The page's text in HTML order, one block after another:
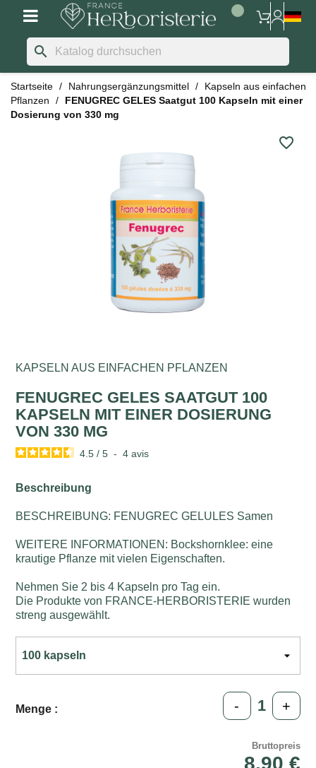
search
Startseite Nahrungsergänzungsmittel
Kapseln aus einfachen
Pflanzen
FENUGREC GELES Saatgut 100 Kapseln mit einer
Dosierung von 330 mg
favorite_border
KAPSELN AUS EINFACHEN PFLANZEN
FENUGREC GELES SAATGUT 100
KAPSELN MIT EINER DOSIERUNG
VON 330 MG
4.5 / 5 - 4avis
Beschreibung
BESCHREIBUNG: FENUGREC GELULES Samen
WEITERE INFORMATIONEN: Bockshornklee: eine
krautige Pflanze mit vielen Eigenschaften.
Nehmen Sie 2 bis 4 Kapseln pro Tag ein.
Die Produkte von FRANCE-HERBORISTERIE wurden
streng ausgewählt.
Menge : - +
Bruttopreis
8,90 €